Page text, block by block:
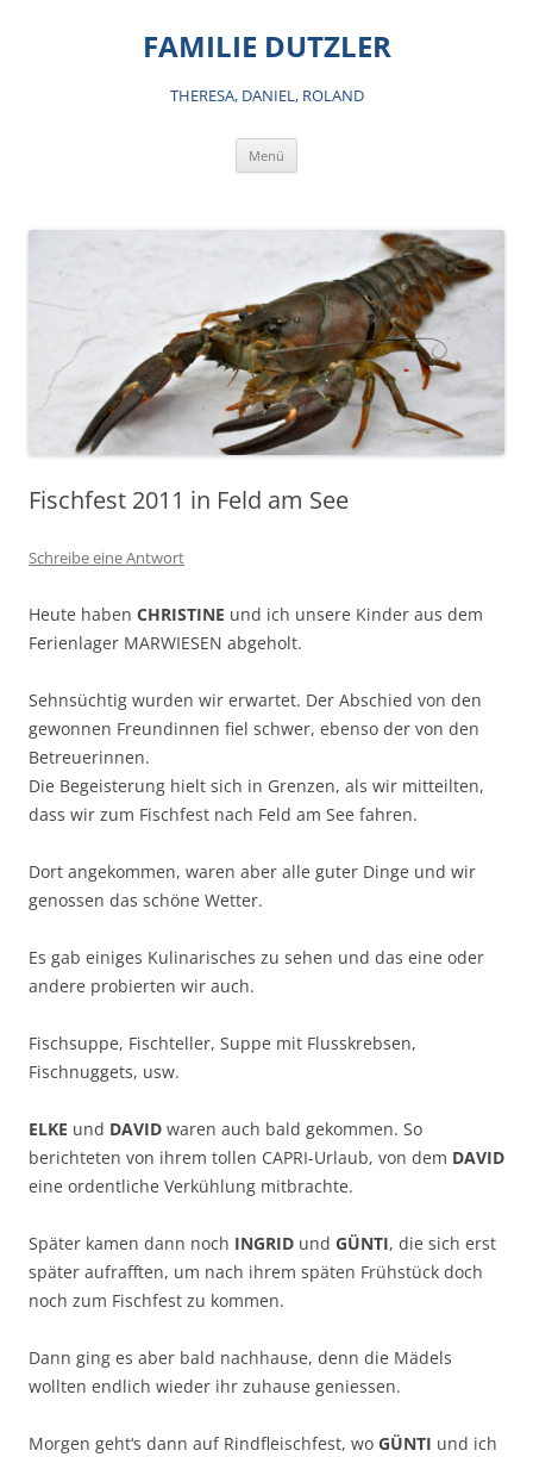
FAMILIE DUTZLER
THERESA, DANIEL, ROLAND
Menü
Fischfest 2011 in Feld am See
Schreibe eine Antwort
Heute haben CHRISTINE und ich unsere Kinder aus dem
Ferienlager MARWIESEN abgeholt.
Sehnsüchtig wurden wir erwartet. Der Abschied von den
gewonnen Freundinnen fiel schwer, ebenso der von den
Betreuerinnen.
Die Begeisterung hielt sich in Grenzen, als wir mitteilten,
dass wir zum Fischfest nach Feld am See fahren.
Dort angekommen, waren aber alle guter Dinge und wir
genossen das schöne Wetter.
Es gab einiges Kulinarisches zu sehen und das eine oder
andere probierten wir auch.
Fischsuppe, Fischteller, Suppe mit Flusskrebsen,
Fischnuggets, usw.
ELKE und DAVID waren auch bald gekommen. So
berichteten von ihrem tollen CAPRI-Urlaub, von dem DAVID
eine ordentliche Verkühlung mitbrachte.
Später kamen dann noch INGRID und GÜNTI, die sich erst
später aufrafften, um nach ihrem späten Frühstück doch
noch zum Fischfest zu kommen.
Dann ging es aber bald nachhause, denn die Mädels
wollten endlich wieder ihr zuhause geniessen.
Morgen geht‘s dann auf Rindfleischfest, wo GÜNTI und ich